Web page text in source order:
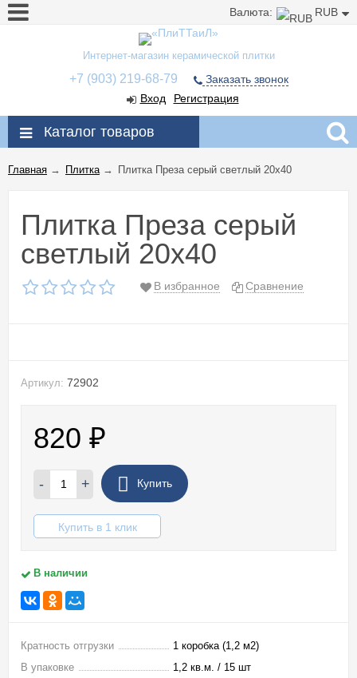
Валюта: RUB
Интернет-магазин керамической плитки
+7 (903) 219-68-79
Заказать звонок
Вход
Регистрация
Каталог товаров
Главная → Плитка→ Плитка Преза серый светлый 20x40
Плитка Преза серый
светлый 20x40
В избранное Сравнение
Артикул: 72902
820 ₽
- + Купить
Купить в 1 клик
В наличии
Кратность отгрузки
1 коробка (1,2 м2)
В упаковке
1,2 кв.м. / 15 шт